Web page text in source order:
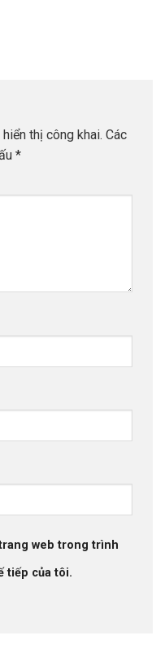
thị công khai. Các
*
web trong trình
tiếp của tôi.